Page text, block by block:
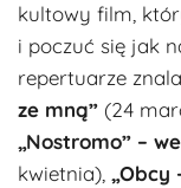
kultowy film,
i poczuć się jak
repertuarze
ze mną” (24
„Nostromo” –
kwietnia), „Obcy